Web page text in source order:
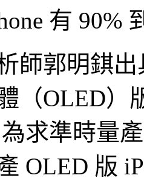
有 90%
師郭明錤
（OLED）
求準時量
OLED 版